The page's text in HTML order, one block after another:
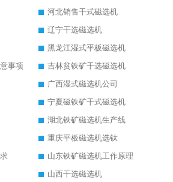
河北销售干式磁选机
辽宁干选磁选机
黑龙江湿式平板磁选机
事项
吉林贫铁矿干选磁选机
广西湿式磁选机公司
宁夏磁铁矿干式磁选机
湖北铁矿磁选机生产线
重庆平板磁选机选钛
山东铁矿磁选机工作原理
山西干选磁选机